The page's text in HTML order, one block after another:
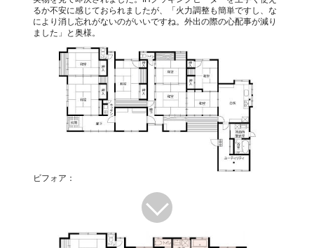
るか不安に感じておられましたが、「火力調整も簡単ですし、な
により消し忘れがないのがいいですね。外出の際の心配事が減り
ました」と奥様。
ビフォア：